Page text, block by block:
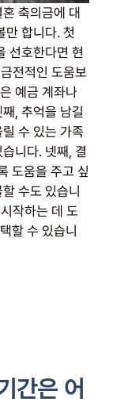
축의금에 대
만 합니다. 첫
선호한다면 현
전적인 도움보
예금 계좌나
, 추억을 남길
수 있는 가족
니다. 넷째, 결
도움을 주고 싶
수도 있습니
작하는 데 도
할 수 있습니
간은 어